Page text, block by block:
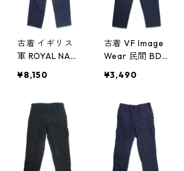
古着 イギリス
軍 ROYAL NAV
ーゴパンツ 表
gd406068n
w50528
¥8,150
古着 VF Image
Wear 民間 BDU
リップストップ
記：M SH gd4
05958n w505
¥3,490